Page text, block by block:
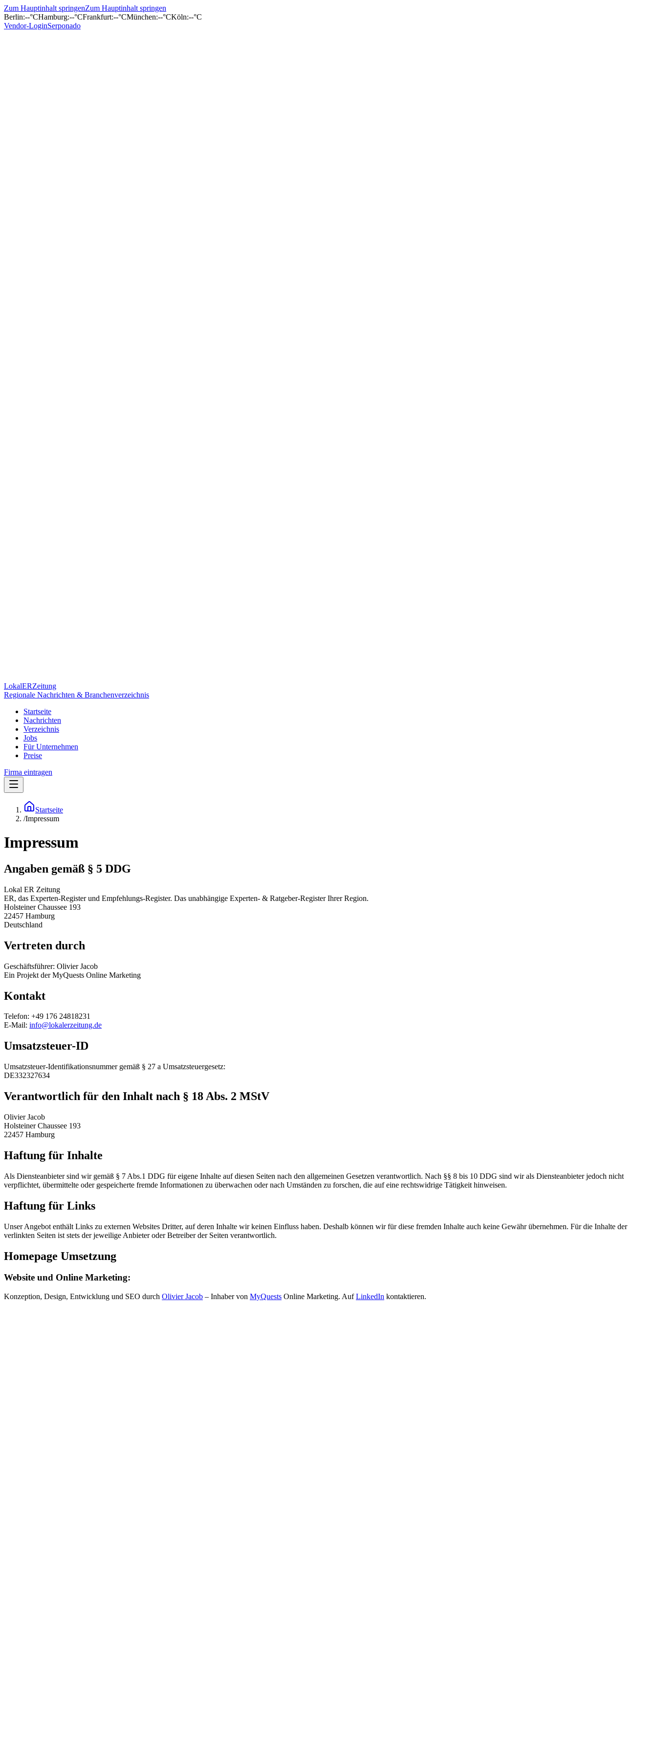
Zum Hauptinhalt springenZum Hauptinhalt springen
Berlin:--°CHamburg:--°CFrankfurt:--°CMünchen:--°CKöln:--°C
Vendor-LoginSerponado
LokalERZeitung
Regionale Nachrichten & Branchenverzeichnis
Startseite
Nachrichten
Verzeichnis
Jobs
Für Unternehmen
Preise
Firma eintragen
Startseite
/Impressum
Impressum
Angaben gemäß § 5 DDG
Lokal ER Zeitung
ER, das Experten-Register und Empfehlungs-Register. Das unabhängige Experten- & Ratgeber-Register Ihrer Region.
Holsteiner Chaussee 193
22457 Hamburg
Deutschland
Vertreten durch
Geschäftsführer: Olivier Jacob
Ein Projekt der MyQuests Online Marketing
Kontakt
Telefon: +49 176 24818231
E-Mail: info@lokalerzeitung.de
Umsatzsteuer-ID
Umsatzsteuer-Identifikationsnummer gemäß § 27 a Umsatzsteuergesetz:
DE332327634
Verantwortlich für den Inhalt nach § 18 Abs. 2 MStV
Olivier Jacob
Holsteiner Chaussee 193
22457 Hamburg
Haftung für Inhalte
Als Diensteanbieter sind wir gemäß § 7 Abs.1 DDG für eigene Inhalte auf diesen Seiten nach den allgemeinen Gesetzen verantwortlich. Nach §§ 8 bis 10 DDG sind wir als Diensteanbieter jedoch nicht
verpflichtet, übermittelte oder gespeicherte fremde Informationen zu überwachen oder nach Umständen zu forschen, die auf eine rechtswidrige Tätigkeit hinweisen.
Haftung für Links
Unser Angebot enthält Links zu externen Websites Dritter, auf deren Inhalte wir keinen Einfluss haben. Deshalb können wir für diese fremden Inhalte auch keine Gewähr übernehmen. Für die Inhalte der
verlinkten Seiten ist stets der jeweilige Anbieter oder Betreiber der Seiten verantwortlich.
Homepage Umsetzung
Website und Online Marketing:
Konzeption, Design, Entwicklung und SEO durch Olivier Jacob – Inhaber von MyQuests Online Marketing. Auf LinkedIn kontaktieren.